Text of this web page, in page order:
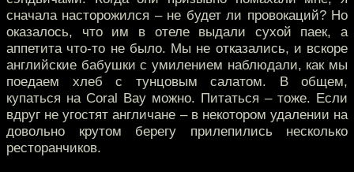
сначала насторожился – не будет ли провокаций? Но
оказалось, что им в отеле выдали сухой паек, а
аппетита что-то не было. Мы не отказались, и вскоре
английские бабушки с умилением наблюдали, как мы
поедаем хлеб с тунцовым салатом. В общем,
купаться на Coral Bay можно. Питаться – тоже. Если
вдруг не угостят англичане – в некотором удалении на
довольно крутом берегу прилепились несколько
ресторанчиков.